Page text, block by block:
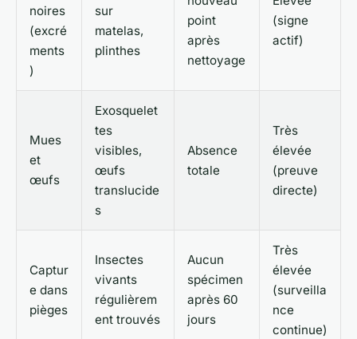
noires
(excré
ments
)
sur
matelas,
plinthes
point
après
nettoyage
(signe
actif)
Mues
et
œufs
Exosquelet
tes
visibles,
œufs
translucide
s
Absence
totale
Très
élevée
(preuve
directe)
Captur
e dans
pièges
Insectes
vivants
régulièrem
ent trouvés
Aucun
spécimen
après 60
jours
Très
élevée
(surveilla
nce
continue)